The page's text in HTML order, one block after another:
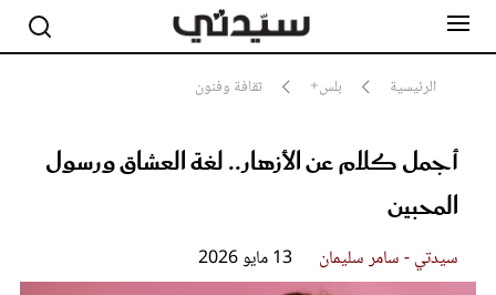
الرئيسية بلس+ ثقافة وفنون
أجمل كلام عن الأزهار.. لغة العشاق ورسول
المحبين
سيدتي - سامر سليمان 13 مايو 2026
مشاهير
أناقة
جمال
سيدتي وطفلك
لايف ستايل